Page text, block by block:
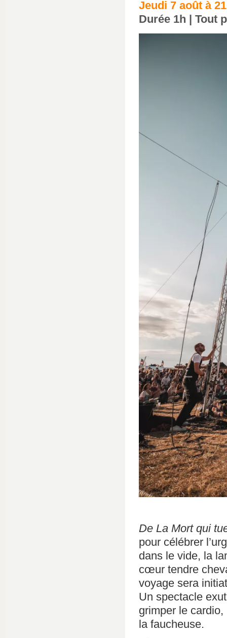
Jeudi 7 août à
Durée 1h | Tout
De La Mort qui
pour célébrer
dans le vide, la
cœur tendre
voyage sera
Un spectacle
grimper le cardio,
la faucheuse.